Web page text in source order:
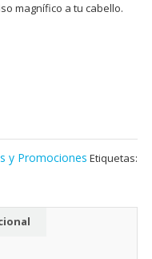
magnífico a tu cabello.
y Promociones Etiquetas: